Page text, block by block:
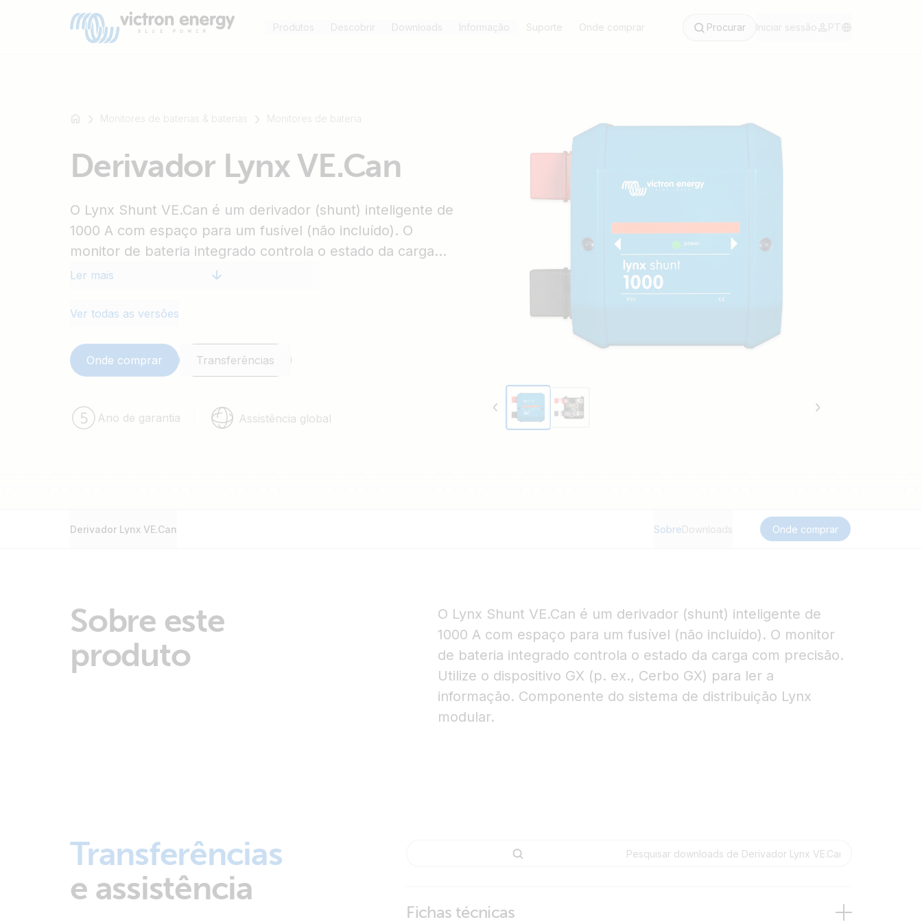
Produtos Descobrir Downloads Informação Suporte Onde comprar Procurar Iniciar sessão PT
Monitores de baterias & baterias Monitores de bateria
Derivador Lynx VE.Can
O Lynx Shunt VE.Can é um derivador (shunt) inteligente de
1000 A com espaço para um fusível (não incluído). O
monitor de bateria integrado controla o estado da carga
com precisão. Utilize o dispositivo GX (p. ex., Cerbo GX)
distribuição Lynx modular.
Ler mais
Ver todas as versões
Onde comprar Transferências
Ano de garantia Assistência global
Derivador Lynx VE.Can SobreDownloads Onde comprar
Sobre este
produto
O Lynx Shunt VE.Can é um derivador (shunt) inteligente de
1000 A com espaço para um fusível (não incluído). O monitor
de bateria integrado controla o estado da carga com precisão.
Utilize o dispositivo GX (p. ex., Cerbo GX) para ler a
informação. Componente do sistema de distribuição Lynx
modular.
Transferências
e assistência
Fichas técnicas